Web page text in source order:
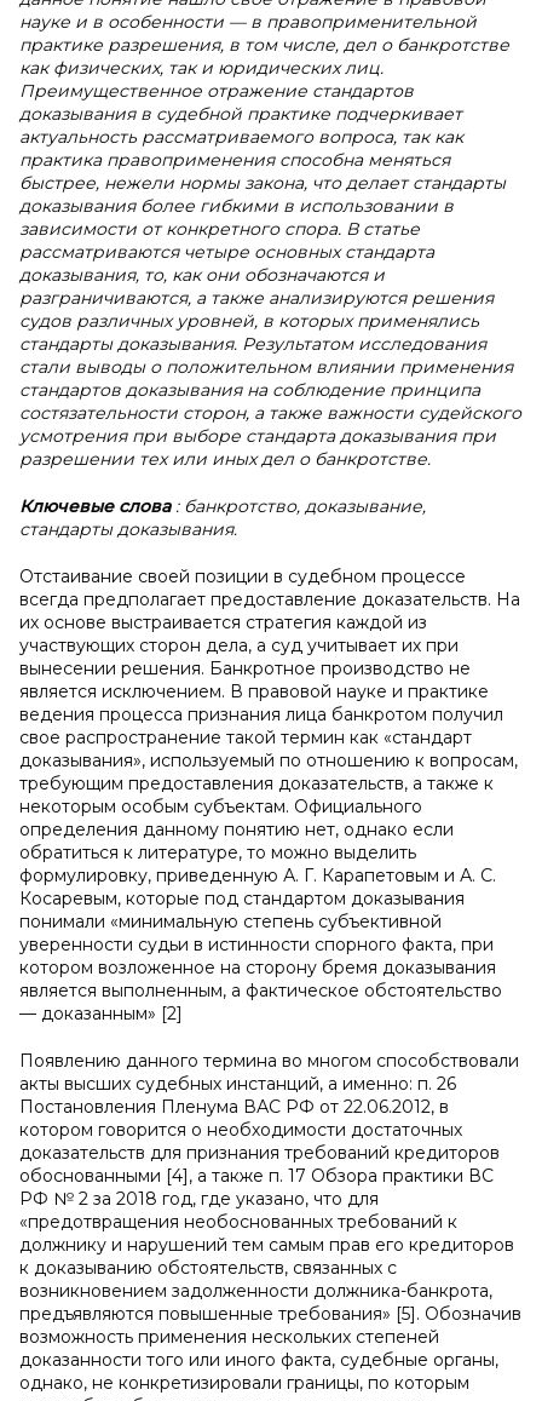
науке и в особенности — в правоприменительной
практике разрешения, в том числе, дел о банкротстве
как физических, так и юридических лиц.
Преимущественное отражение стандартов
доказывания в судебной практике подчеркивает
актуальность рассматриваемого вопроса, так как
практика правоприменения способна меняться
быстрее, нежели нормы закона, что делает стандарты
доказывания более гибкими в использовании в
зависимости от конкретного спора. В статье
рассматриваются четыре основных стандарта
доказывания, то, как они обозначаются и
разграничиваются, а также анализируются решения
судов различных уровней, в которых применялись
стандарты доказывания. Результатом исследования
стали выводы о положительном влиянии применения
стандартов доказывания на соблюдение принципа
состязательности сторон, а также важности судейского
усмотрения при выборе стандарта доказывания при
разрешении тех или иных дел о банкротстве.
Ключевые слова : банкротство, доказывание,
стандарты доказывания.
Отстаивание своей позиции в судебном процессе
всегда предполагает предоставление доказательств. На
их основе выстраивается стратегия каждой из
участвующих сторон дела, а суд учитывает их при
вынесении решения. Банкротное производство не
является исключением. В правовой науке и практике
ведения процесса признания лица банкротом получил
свое распространение такой термин как «стандарт
доказывания», используемый по отношению к вопросам,
требующим предоставления доказательств, а также к
некоторым особым субъектам. Официального
определения данному понятию нет, однако если
обратиться к литературе, то можно выделить
формулировку, приведенную А. Г. Карапетовым и А. С.
Косаревым, которые под стандартом доказывания
понимали «минимальную степень субъективной
уверенности судьи в истинности спорного факта, при
котором возложенное на сторону бремя доказывания
является выполненным, а фактическое обстоятельство
— доказанным» [2]
Появлению данного термина во многом способствовали
акты высших судебных инстанций, а именно: п. 26
Постановления Пленума ВАС РФ от 22.06.2012, в
котором говорится о необходимости достаточных
доказательств для признания требований кредиторов
обоснованными [4], а также п. 17 Обзора практики ВС
РФ № 2 за 2018 год, где указано, что для
«предотвращения необоснованных требований к
должнику и нарушений тем самым прав его кредиторов
к доказыванию обстоятельств, связанных с
возникновением задолженности должника-банкрота,
предъявляются повышенные требования» [5]. Обозначив
возможность применения нескольких степеней
доказанности того или иного факта, судебные органы,
однако, не конкретизировали границы, по которым